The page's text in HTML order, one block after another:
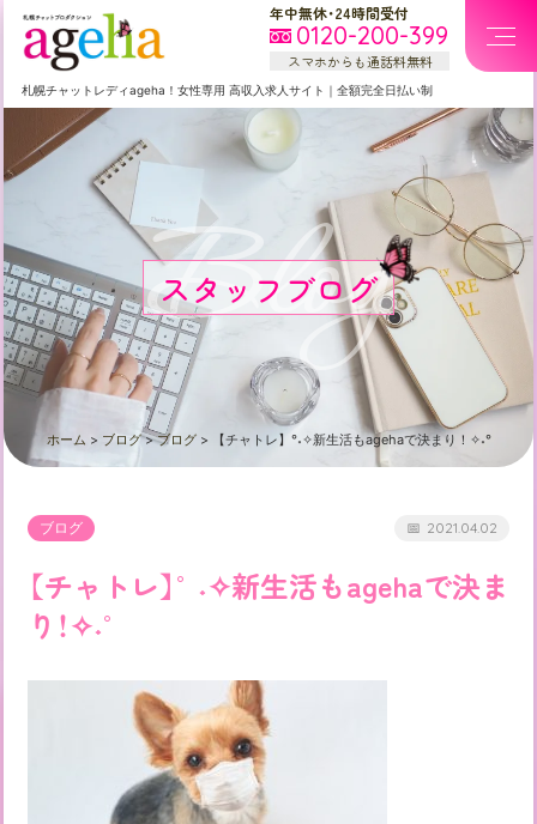
年中無休・24時間受付
0120-200-399
スマホからも通話料無料
札幌チャットレディageha！女性専用 高収入求人サイト ｜ 全額完全日払い制
スタッフブログ
Blog
ホーム > ブログ>ブログ> 【チャトレ】°˖✧新生活もagehaで決まり！✧˖°
ブログ 2021.04.02
【チャトレ】°˖✧新生活もagehaで決ま
り！✧˖°